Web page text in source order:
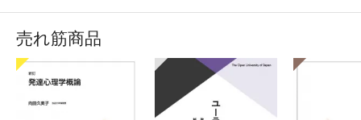
売れ筋商品